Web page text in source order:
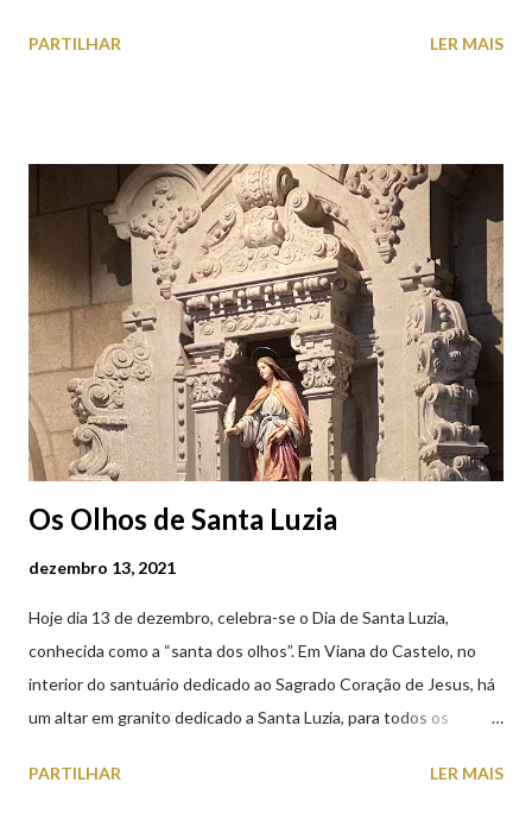
subterrâneos) perto do centro da cidade (entenda-se por
subterrâneos. O Parque da Estação Viana Shopping é grátis de
2ª a 5ª feira a partir das 20:00 (DIAS ÚTEIS)
PARTILHAR LER MAIS
Os Olhos de Santa Luzia
dezembro 13, 2021
Hoje dia 13 de dezembro, celebra-se o Dia de Santa Luzia,
conhecida como a “santa dos olhos”. Em Viana do Castelo, no
interior do santuário dedicado ao Sagrado Coração de Jesus, há
um altar em granito dedicado a Santa Luzia, para todos os
uma capela dedicada a Santa Luzia construída no cimo do monte
PARTILHAR LER MAIS